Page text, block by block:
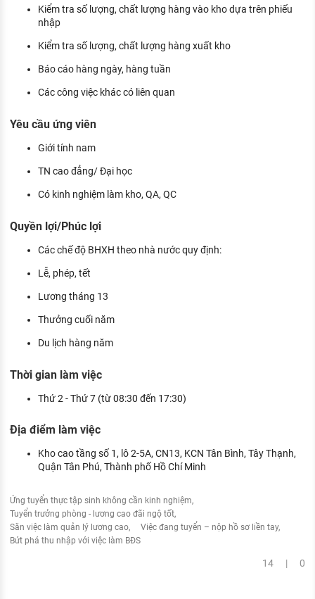
Kỹ năng nghề nghiệp
HƯỚNG NGHIỆP VIỆC LÀM
Đặc trưng từng nghề
Xu hướng việc làm
XÂY DỰNG VÀ PHÁT TRIỂN ĐỘI NGŨ
Kiểm tra số lượng, chất lượng hàng vào kho dựa trên phiếu
nhập
Kiểm tra số lượng, chất lượng hàng xuất kho
Báo cáo hàng ngày, hàng tuần
Các công việc khác có liên quan
Yêu cầu ứng viên
Giới tính nam
TN cao đẳng/ Đại học
Có kinh nghiệm làm kho, QA, QC
Quyền lợi/Phúc lợi
Các chế độ BHXH theo nhà nước quy định:
Lễ, phép, tết
Lương tháng 13
Thưởng cuối năm
Du lịch hàng năm
Thời gian làm việc
Thứ 2 - Thứ 7 (từ 08:30 đến 17:30)
Địa điểm làm việc
Kho cao tầng số 1, lô 2-5A, CN13, KCN Tân Bình, Tây Thạnh,
Quận Tân Phú, Thành phố Hồ Chí Minh
Ứng tuyển thực tập sinh không cần kinh nghiệm
Tuyển trưởng phòng - lương cao đãi ngộ tốt
Săn việc làm quản lý lương cao
Việc đang tuyển – nộp hồ sơ liền tay
Bứt phá thu nhập với việc làm BĐS
14 | 0